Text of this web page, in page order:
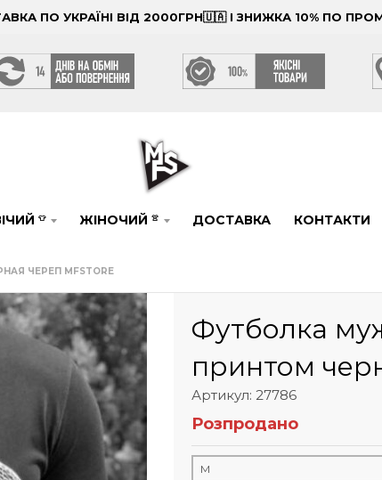
ПО УКРАЇНІ ВІД 2000ГРН🇺🇦 І ЗНИЖКА 10% ПО
👕 ЖІНОЧИЙ 👚 ДОСТАВКА КОНТАКТИ
ЧЕРЕП MFSTORE
Футболка
принтом
Артикул: 27786
Розпродано